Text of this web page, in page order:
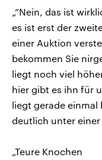
„”Nein, das ist
es ist erst der
einer Auktion
bekommen Sie
liegt noch viel
hier gibt es ihn für
liegt gerade einmal
deutlich unter einer
„Teure Knochen